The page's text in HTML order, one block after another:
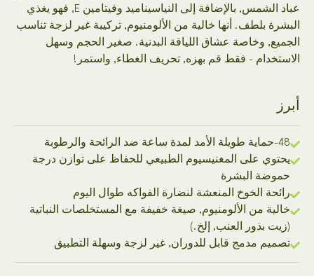
عباد الشمس, بالإضافة إلى النياسيناميد وفيتامين E, فهو يغذي
أنها خالية من الألومنيوم, تركيبة غير لزجة تناسب
وخاصة عشاق اللياقة البدنية. صغير الحجم وسهل
- فقط قم بهزه, تحريف الغطاء, واستمر!
على المغنيسيوم الطبيعي للحفاظ على توازن درجة
البشرة
الخوخ المنعشة لنضارة الفواكه طوال اليوم
من الألومنيوم, صيغة خفيفة مع المستخلصات النباتية
العنب, إلخ.)
مدمج قابل للدوران, غير لزجة وسهلة التطبيق